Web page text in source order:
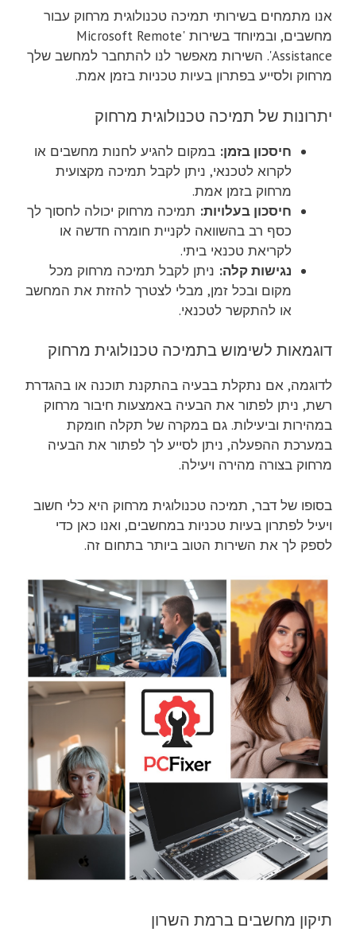
אנו מתמחים בשירותי תמיכה טכנולוגית מרחוק עבור
מחשבים, ובמיוחד בשירות 'Microsoft Remote
Assistance'. השירות מאפשר לנו להתחבר למחשב שלך
מרחוק ולסייע בפתרון בעיות טכניות בזמן אמת.
יתרונות של תמיכה טכנולוגית מרחוק
חיסכון בזמן: במקום להגיע לחנות מחשבים או
לקרוא לטכנאי, ניתן לקבל תמיכה מקצועית
מרחוק בזמן אמת.
חיסכון בעלויות: תמיכה מרחוק יכולה לחסוך לך
כסף רב בהשוואה לקניית חומרה חדשה או
לקריאת טכנאי ביתי.
נגישות קלה: ניתן לקבל תמיכה מרחוק מכל
מקום ובכל זמן, מבלי לצטרך להזזת את המחשב
או להתקשר לטכנאי.
דוגמאות לשימוש בתמיכה טכנולוגית מרחוק
לדוגמה, אם נתקלת בבעיה בהתקנת תוכנה או בהגדרת
רשת, ניתן לפתור את הבעיה באמצעות חיבור מרחוק
במהירות וביעילות. גם במקרה של תקלה חומקת
במערכת ההפעלה, ניתן לסייע לך לפתור את הבעיה
מרחוק בצורה מהירה ויעילה.
בסופו של דבר, תמיכה טכנולוגית מרחוק היא כלי חשוב
ויעיל לפתרון בעיות טכניות במחשבים, ואנו כאן כדי
לספק לך את השירות הטוב ביותר בתחום זה.
תיקון מחשבים ברמת השרון